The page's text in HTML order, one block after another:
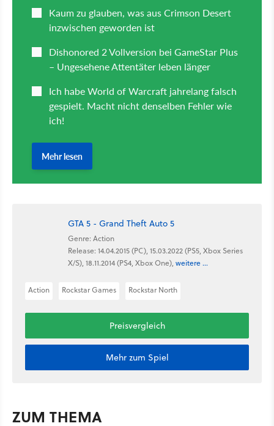
GTA 5 - Grand Theft Auto 5
Genre: Action
Release: 14.04.2015 (PC), 15.03.2022 (PS5, Xbox Series
X/S), 18.11.2014 (PS4, Xbox One), weitere ...
Action Rockstar Games Rockstar North
Preisvergleich
Mehr zum Spiel
ZUM THEMA